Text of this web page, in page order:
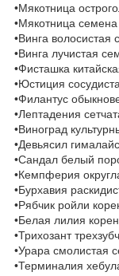
•Мякотница
•Мякотница семена
•Винга волосистая
•Винга лучистая
•Фисташка
•Юстиция
•Филантус
•Лептадения
•Виноград
•Девьясил
•Сандал белый
•Кемпферия
•Бурхавия
•Рябчик ройли
•Белая лилия
•Трихозант
•Урара смолистая
•Терминалия